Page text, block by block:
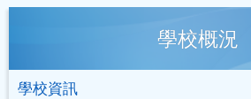
學校概況
學校資訊